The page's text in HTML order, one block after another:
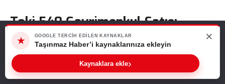
Toki 540 Gayrimenkul Satışı
Kapsamında 51 İlde Açık Artırma
Düzenlenecek
Web sitemizde size en iyi deneyimi sunabilmemiz için çerezleri
kullanıyoruz. Bu siteyi kullanmaya devam ederseniz, bunu kabul
ettiğinizi varsayarız.
Tamam
★
GOOGLE TERCIH EDILEN KAYNAKLAR
Taşınmaz Haber’i kaynaklarınıza ekleyin
Kaynaklara ekle›
×